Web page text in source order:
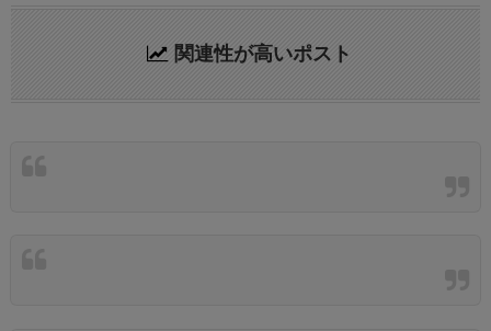
関連性が高いポスト